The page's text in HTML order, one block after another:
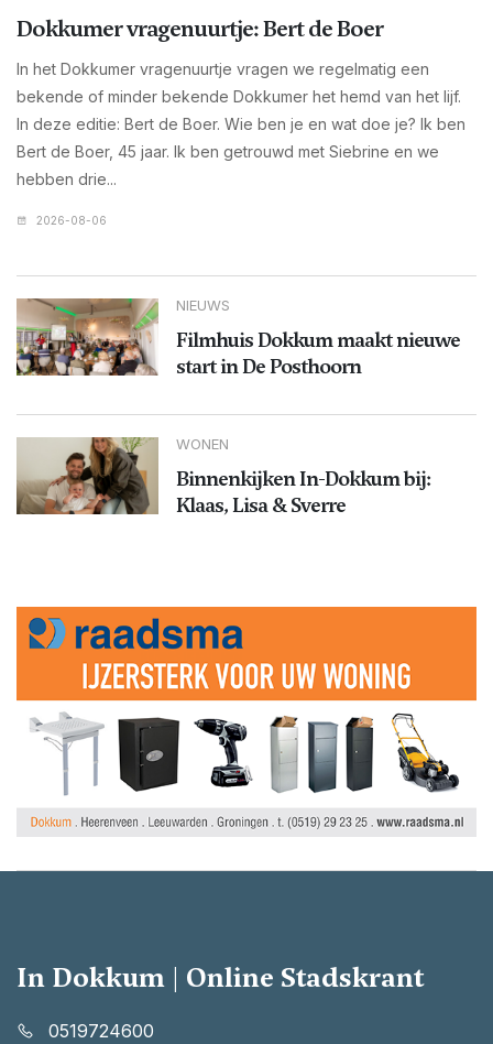
Dokkumer vragenuurtje: Bert de Boer
In het Dokkumer vragenuurtje vragen we regelmatig een
bekende of minder bekende Dokkumer het hemd van het lijf.
In deze editie: Bert de Boer. Wie ben je en wat doe je? Ik ben
Bert de Boer, 45 jaar. Ik ben getrouwd met Siebrine en we
hebben drie...
2026-08-06
NIEUWS
Filmhuis Dokkum maakt nieuwe
start in De Posthoorn
WONEN
Binnenkijken In-Dokkum bij:
Klaas, Lisa & Sverre
In Dokkum | Online Stadskrant
0519724600